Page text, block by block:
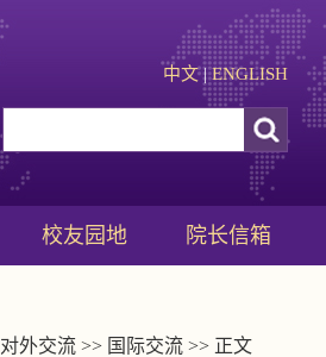
中文|ENGLISH
校友园地 院长信箱
对外交流 >> 国际交流 >> 正文